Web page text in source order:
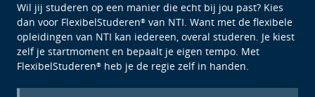
Wil jij studeren op een manier die echt bij jou past? Kies
dan voor FlexibelStuderen® van NTI. Want met de flexibele
opleidingen van NTI kan iedereen, overal studeren. Je kiest
zelf je startmoment en bepaalt je eigen tempo. Met
FlexibelStuderen® heb je de regie zelf in handen.